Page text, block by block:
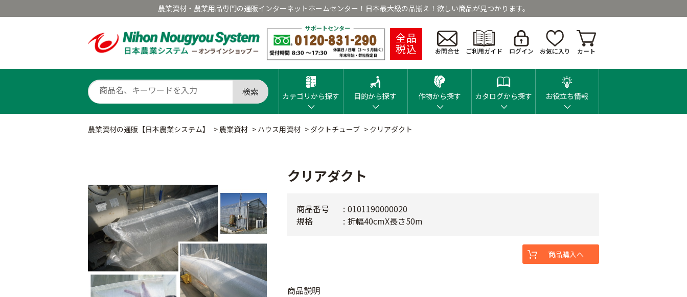
農業資材・農業用品専門の通販インターネットホームセンター！日本最大級の品揃え！欲しい商品が見つかります。
全品
税込 お問合せ ご利用ガイド ログイン お気に入り カート
検索 カテゴリから探す 目的から探す 作物から探す カタログから探す お役立ち情報
農業資材の通販【日本農業システム】 > 農業資材 > ハウス用資材 > ダクトチューブ > クリアダクト
クリアダクト
商品説明
商品番号
0101190000020
規格
折幅40cmX長さ50m
商品購入へ